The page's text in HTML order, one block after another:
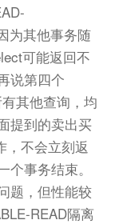
为其他事务随
可能返回不
说第四个
其他查询，均
提到的卖出买
，不会立刻返
事务结束。
题，但性能较
READ隔离